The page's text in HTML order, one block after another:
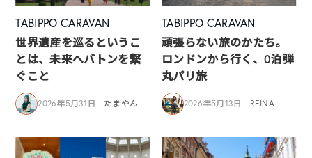
TABIPPO CARAVAN
世界遺産を巡るというこ
とは、未来へバトンを繋
ぐこと
2026年5月31日 たまやん
TABIPPO CARAVAN
頑張らない旅のかたち。
ロンドンから行く、0泊弾
丸パリ旅
2026年5月13日 REINA